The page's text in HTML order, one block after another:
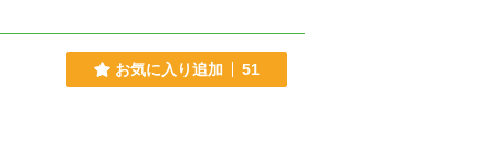
お気に入り追加 51